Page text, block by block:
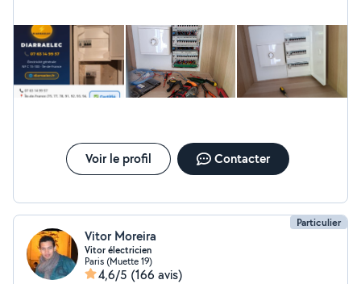
Voir le profil Contacter
Particulier
Vitor Moreira
Vitor électricien
Paris (Muette 19)
4,6/5 (166 avis)